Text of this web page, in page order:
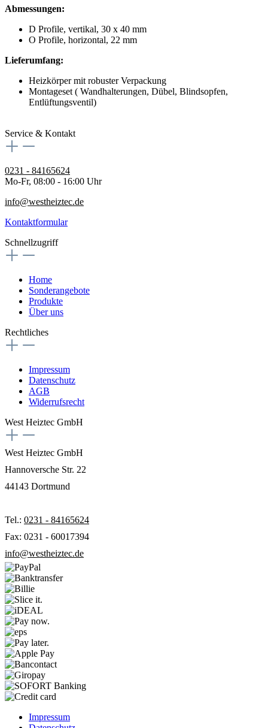
Abmessungen:
D Profile, vertikal, 30 x 40 mm
O Profile, horizontal, 22 mm
Lieferumfang:
Heizkörper mit robuster Verpackung
Montageset ( Wandhalterungen, Dübel, Blindsopfen,
Entlüftungsventil)
Service & Kontakt
0231 - 84165624
Mo-Fr, 08:00 - 16:00 Uhr
info@westheiztec.de
Kontaktformular
Schnellzugriff
Home
Sonderangebote
Produkte
Über uns
Rechtliches
Impressum
Datenschutz
AGB
Widerrufsrecht
West Heiztec GmbH
West Heiztec GmbH
Hannoversche Str. 22
44143 Dortmund
Tel.: 0231 - 84165624
Fax: 0231 - 60017394
info@westheiztec.de
Impressum